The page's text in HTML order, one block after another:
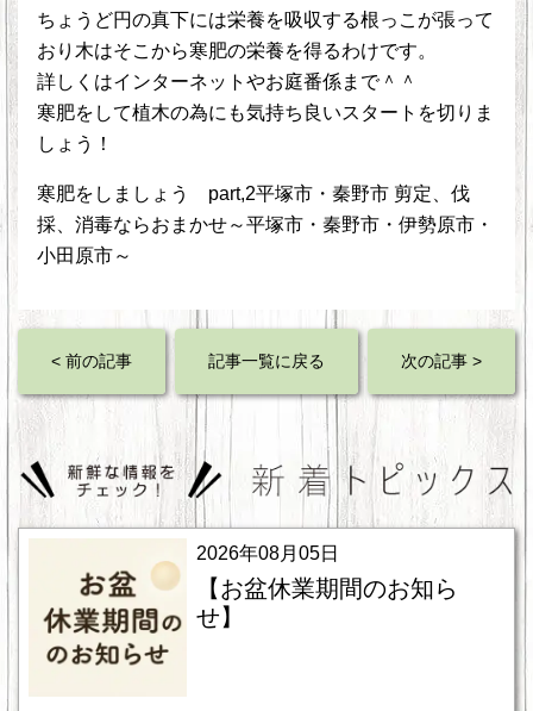
ちょうど円の真下には栄養を吸収する根っこが張って
おり木はそこから寒肥の栄養を得るわけです。
詳しくはインターネットやお庭番係まで＾＾
寒肥をして植木の為にも気持ち良いスタートを切りま
しょう！
寒肥をしましょう part,2平塚市・秦野市 剪定、伐
採、消毒ならおまかせ～平塚市・秦野市・伊勢原市・
小田原市～
< 前の記事 記事一覧に戻る 次の記事 >
2026年08月05日
【お盆休業期間のお知ら
せ】